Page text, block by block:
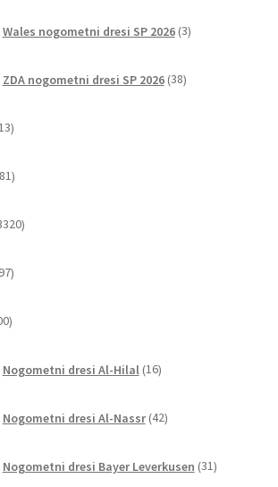
Wales nogometni dresi SP 2026 3izdelki
ZDA nogometni dresi SP 2026 38izdelkov
izdelkov
izdelkov
izdelkov
izdelkov
izdelkov
Nogometni dresi Al-Hilal 16izdelkov
Nogometni dresi Al-Nassr 42izdelkov
Nogometni dresi Bayer Leverkusen 31izdelkov